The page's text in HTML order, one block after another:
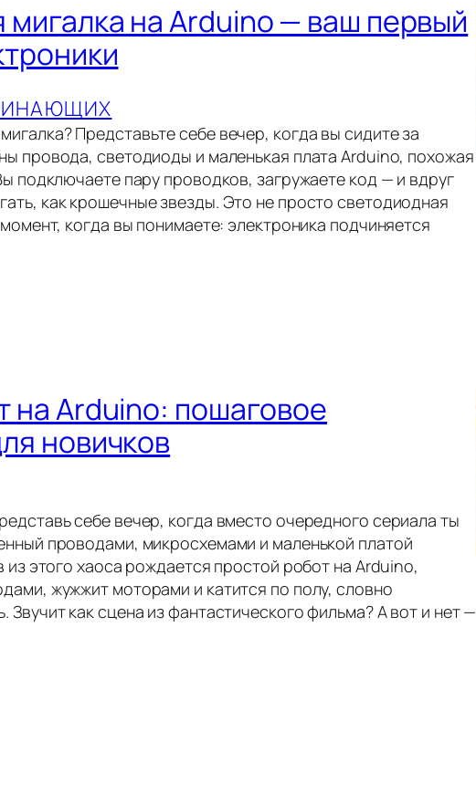
на Arduino — ваш первый
Представьте себе вечер, когда вы сидите за
провода, светодиоды и маленькая плата Arduino, похожая
подключаете пару проводков, загружаете код — и вдруг
как крошечные звезды. Это не просто светодиодная
когда вы понимаете: электроника подчиняется
на Arduino: пошаговое
новичков
себе вечер, когда вместо очередного сериала ты
проводами, микросхемами и маленькой платой
этого хаоса рождается простой робот на Arduino,
жужжит моторами и катится по полу, словно
Звучит как сцена из фантастического фильма? А вот и нет —